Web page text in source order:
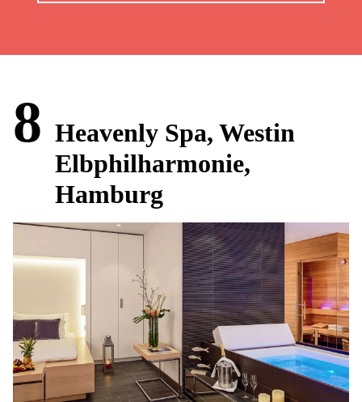
8 Heavenly Spa, Westin
Elbphilharmonie,
Hamburg